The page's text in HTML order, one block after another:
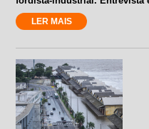
LER MAIS